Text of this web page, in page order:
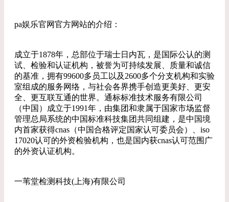
pa娱乐官网官方网站的介绍：
成立于1878年，总部位于瑞士日内瓦，是国际公认的测
试、检验和认证机构，被誉为可持续发展、质量和诚信
的基准，拥有99600多员工以及2600多个分支机构和实验
室组成的服务网络，与社会各界携手创造更美好、更安
全、更互联互通的世界。通标标准技术服务有限公司
（中国）成立于1991年，由集团和隶属于国家市场监督
管理总局系统的中国标准科技集团共同组建，是中国境
内首家获得cnas（中国合格评定国家认可委员会）、iso
17020认可的外资检验机构，也是国内获cnas认可范围广
的外资认证机构。
一苇堂检测科技(上海)有限公司